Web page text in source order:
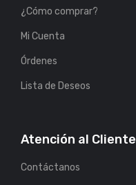
¿Cómo comprar?
Mi Cuenta
Órdenes
Lista de Deseos
Atención al Cliente
Contáctanos